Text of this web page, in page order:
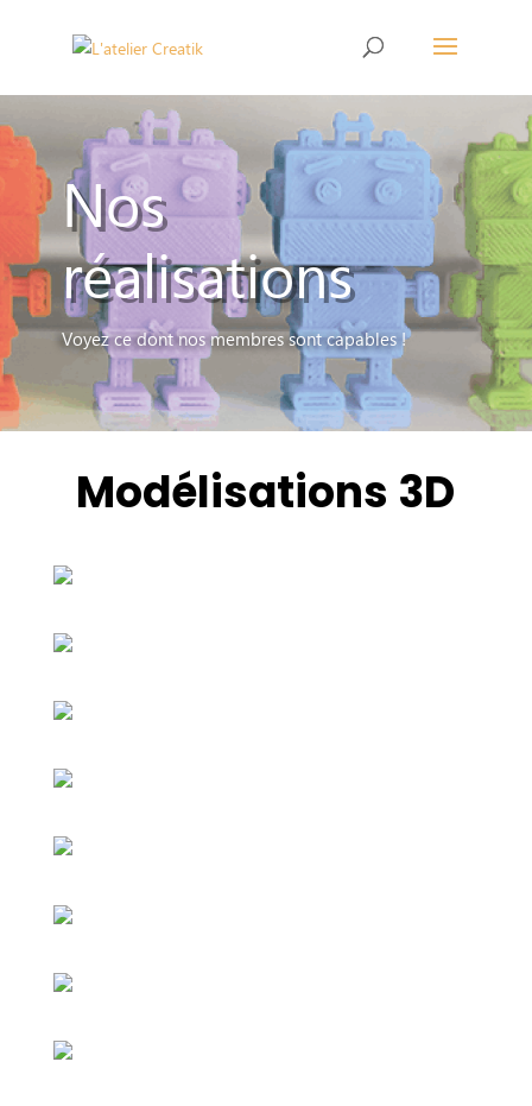
Nos
réalisations
Voyez ce dont nos membres sont capables !
Modélisations 3D